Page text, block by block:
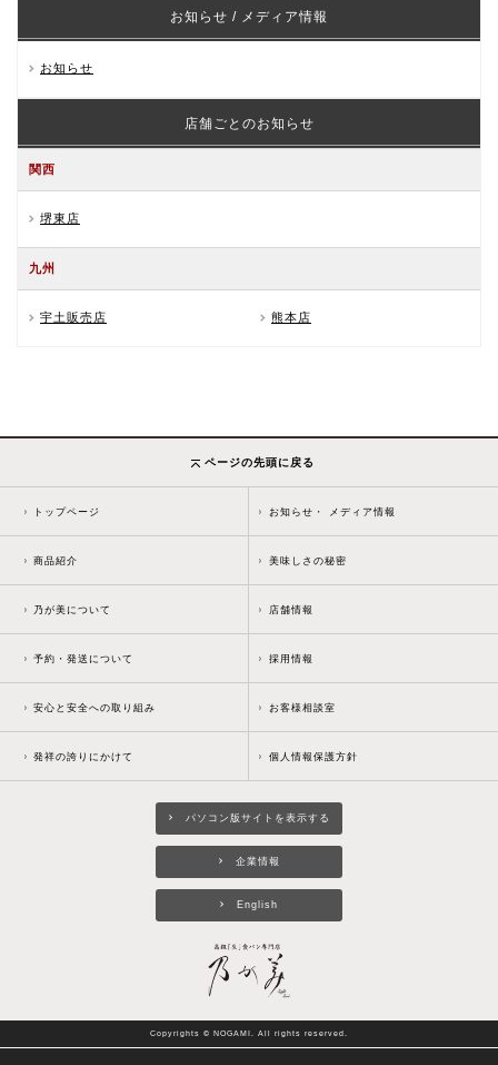
お知らせ / メディア情報
お知らせ
店舗ごとのお知らせ
関西
堺東店
九州
宇土販売店 熊本店
ページの先頭に戻る
トップページ お知らせ・ メディア情報
商品紹介 美味しさの秘密
乃が美について 店舗情報
予約・発送について 採用情報
安心と安全への取り組み お客様相談室
発祥の誇りにかけて 個人情報保護方針
パソコン版サイトを表示する
企業情報
English
Copyrights © NOGAMI. All rights reserved.